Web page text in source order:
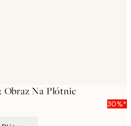
Na Płótnie
30%*